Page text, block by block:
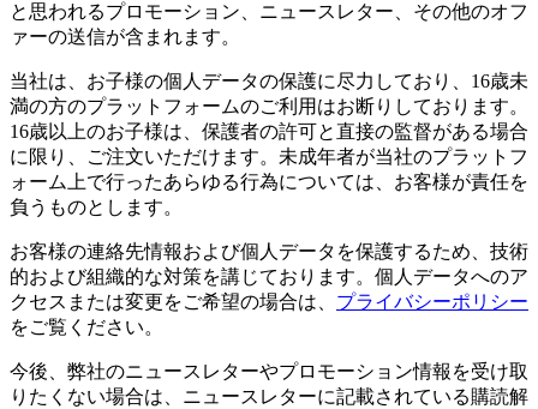
と思われるプロモーション、ニュースレター、その他のオフ
ァーの送信が含まれます。
当社は、お子様の個人データの保護に尽力しており、16歳未
満の方のプラットフォームのご利用はお断りしております。
16歳以上のお子様は、保護者の許可と直接の監督がある場合
に限り、ご注文いただけます。未成年者が当社のプラットフ
ォーム上で行ったあらゆる行為については、お客様が責任を
負うものとします。
お客様の連絡先情報および個人データを保護するため、技術
的および組織的な対策を講じております。個人データへのア
クセスまたは変更をご希望の場合は、 プライバシーポリシー
をご覧ください。
今後、弊社のニュースレターやプロモーション情報を受け取
りたくない場合は、ニュースレターに記載されている購読解